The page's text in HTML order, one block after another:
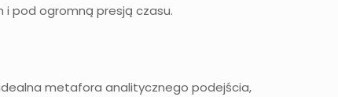
i pod ogromną presją czasu.
metafora analitycznego podejścia,